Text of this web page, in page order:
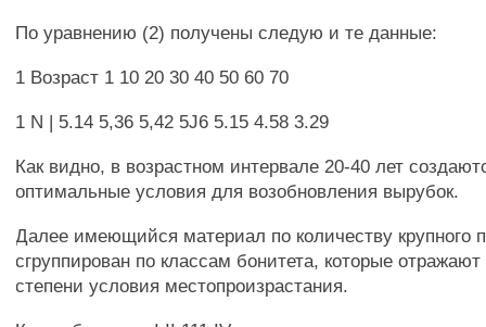
По уравнению (2) получены следую и те данные:
1 Возраст 1 10 20 30 40 50 60 70
1 N | 5.14 5,36 5,42 5J6 5.15 4.58 3.29
Как видно, в возрастном интервале 20-40 лет
оптимальные условия для возобновления вырубок.
Далее имеющийся материал по количеству крупного
сгруппирован по классам бонитета, которые отражают
степени условия местопроизрастания.